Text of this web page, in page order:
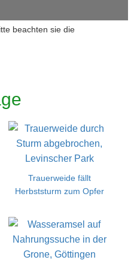
beachten sie die
Trauerweide fällt
Herbststurm zum Opfer